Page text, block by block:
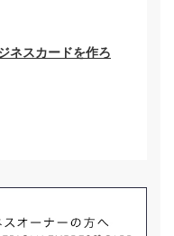
ネスカードを作ろ